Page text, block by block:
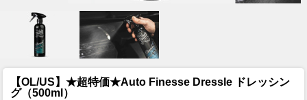
【OL/US】★超特価★Auto Finesse Dressle ドレッシン
グ（500ml）